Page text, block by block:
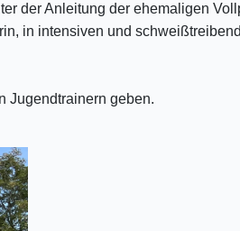
der Anleitung der ehemaligen
in intensiven und
Jugendtrainern geben.